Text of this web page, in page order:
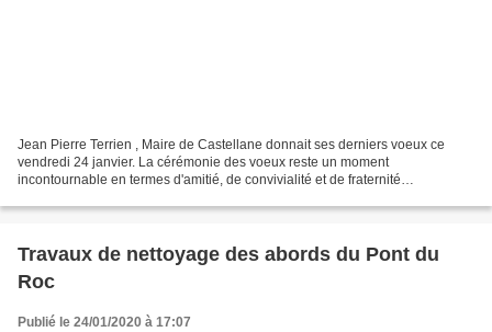
Jean Pierre Terrien , Maire de Castellane donnait ses derniers voeux ce
vendredi 24 janvier. La cérémonie des voeux reste un moment
incontournable en termes d'amitié, de convivialité et de fraternité
Travaux de nettoyage des abords du Pont du
Roc
Publié le 24/01/2020 à 17:07